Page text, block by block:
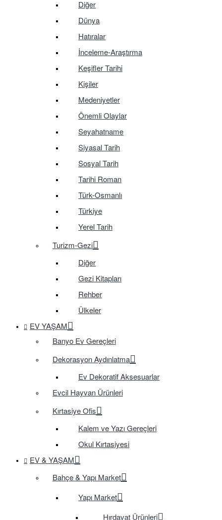
Diğer
Dünya
Hatıralar
İnceleme-Araştırma
Keşifler Tarihi
Kişiler
Medeniyetler
Önemli Olaylar
Seyahatname
Siyasal Tarih
Sosyal Tarih
Tarihi Roman
Türk-Osmanlı
Türkiye
Yerel Tarih
Turizm-Gezi
Diğer
Gezi Kitapları
Rehber
Ülkeler
EV YAŞAM
Banyo Ev Gereçleri
Dekorasyon Aydınlatma
Ev Dekoratif Aksesuarlar
Evcil Hayvan Ürünleri
Kırtasiye Ofis
Kalem ve Yazı Gereçleri
Okul Kırtasiyesi
EV & YAŞAM
Bahçe & Yapı Market
Yapı Market
Hırdavat Ürünleri